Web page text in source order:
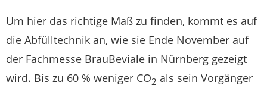
Um hier das richtige Maß zu finden, kommt es auf
die Abfülltechnik an, wie sie Ende November auf
der Fachmesse BrauBeviale in Nürnberg gezeigt
wird. Bis zu 60 % weniger CO2 als sein Vorgänger